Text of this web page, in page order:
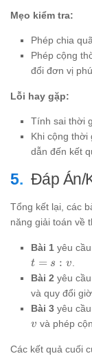
Mẹo kiểm tra:
Phép chia
Phép cộng
đổi đơn vị
Lỗi hay gặp:
Tính sai thời
Khi cộng thời
dẫn đến kết
Đáp Án/
Tổng kết lại, các
năng giải toán về
Bài 1 yêu
t = s : v
Bài 2 yêu
và quy đổi
Bài 3 yêu
v và phép
Các kết quả cuối